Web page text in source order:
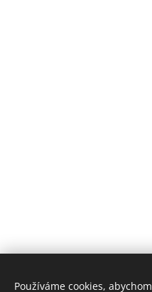
Používáme cookies,